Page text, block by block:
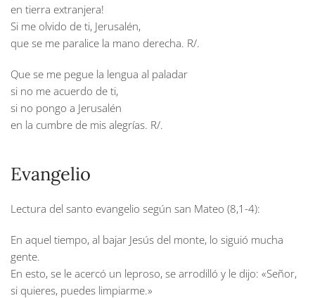
en tierra extranjera!
Si me olvido de ti, Jerusalén,
que se me paralice la mano derecha. R/.
Que se me pegue la lengua al paladar
si no me acuerdo de ti,
si no pongo a Jerusalén
en la cumbre de mis alegrías. R/.
Evangelio
Lectura del santo evangelio según san Mateo (8,1-4):
En aquel tiempo, al bajar Jesús del monte, lo siguió mucha
gente.
En esto, se le acercó un leproso, se arrodilló y le dijo: «Señor,
si quieres, puedes limpiarme.»